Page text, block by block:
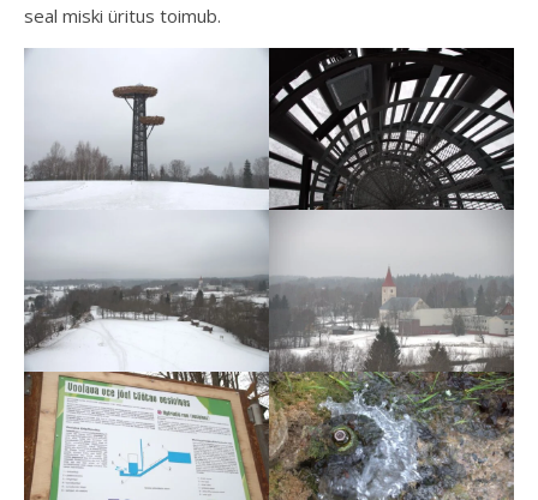
seal miski üritus toimub.